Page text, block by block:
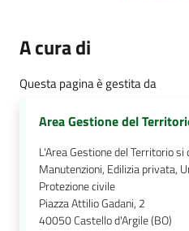
A cura di
Questa pagina è gestita da
Area Gestione del
L'Area Gestione del Territorio si
Manutenzioni, Edilizia privata,
Protezione civile
Piazza Attilio Gadani, 2
40050Castello d'Argile (BO)